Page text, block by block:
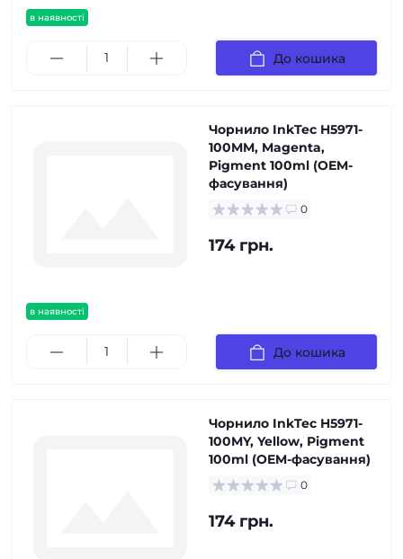
в наявності
До кошика
в наявності
Чорнило InkTec H5971-
100MM, Magenta,
Pigment 100ml (OEM-
фасування)
0
174 грн.
До кошика
Чорнило InkTec H5971-
100MY, Yellow, Pigment
100ml (OEM-фасування)
0
174 грн.